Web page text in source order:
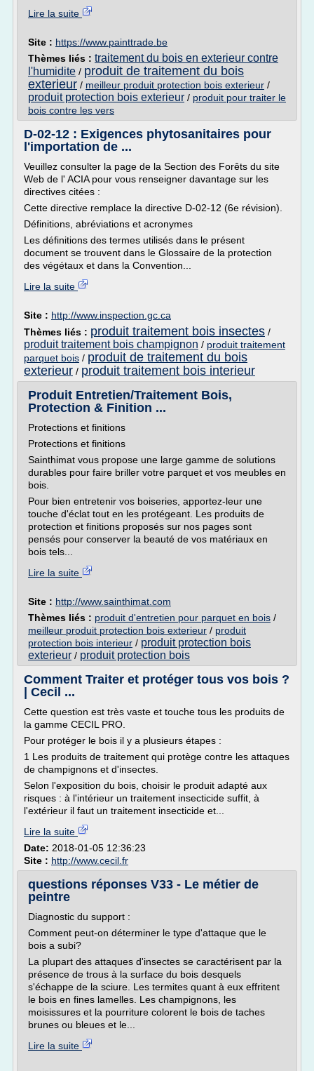
Lire la suite
Site : https://www.painttrade.be
Thèmes liés : traitement du bois en exterieur contre
l'humidite / produit de traitement du bois
exterieur / meilleur produit protection bois exterieur /
produit protection bois exterieur / produit pour traiter le
bois contre les vers
D-02-12 : Exigences phytosanitaires pour
l'importation de ...
Veuillez consulter la page de la Section des Forêts du site
Web de l' ACIA pour vous renseigner davantage sur les
directives citées :
Cette directive remplace la directive D-02-12 (6e révision).
Définitions, abréviations et acronymes
Les définitions des termes utilisés dans le présent
document se trouvent dans le Glossaire de la protection
des végétaux et dans la Convention...
Lire la suite
Site : http://www.inspection.gc.ca
Thèmes liés : produit traitement bois insectes /
produit traitement bois champignon / produit traitement
parquet bois / produit de traitement du bois
exterieur / produit traitement bois interieur
Produit Entretien/Traitement Bois,
Protection & Finition ...
Protections et finitions
Protections et finitions
Sainthimat vous propose une large gamme de solutions
durables pour faire briller votre parquet et vos meubles en
bois.
Pour bien entretenir vos boiseries, apportez-leur une
touche d'éclat tout en les protégeant. Les produits de
protection et finitions proposés sur nos pages sont
pensés pour conserver la beauté de vos matériaux en
bois tels...
Lire la suite
Site : http://www.sainthimat.com
Thèmes liés : produit d'entretien pour parquet en bois /
meilleur produit protection bois exterieur / produit
protection bois interieur / produit protection bois
exterieur / produit protection bois
Comment Traiter et protéger tous vos bois ?
| Cecil ...
Cette question est très vaste et touche tous les produits de
la gamme CECIL PRO.
Pour protéger le bois il y a plusieurs étapes :
1 Les produits de traitement qui protège contre les attaques
de champignons et d'insectes.
Selon l'exposition du bois, choisir le produit adapté aux
risques : à l'intérieur un traitement insecticide suffit, à
l'extérieur il faut un traitement insecticide et...
Lire la suite
Date: 2018-01-05 12:36:23
Site : http://www.cecil.fr
questions réponses V33 - Le métier de
peintre
Diagnostic du support :
Comment peut-on déterminer le type d'attaque que le
bois a subi?
La plupart des attaques d'insectes se caractérisent par la
présence de trous à la surface du bois desquels
s'échappe de la sciure. Les termites quant à eux effritent
le bois en fines lamelles. Les champignons, les
moisissures et la pourriture colorent le bois de taches
brunes ou bleues et le...
Lire la suite